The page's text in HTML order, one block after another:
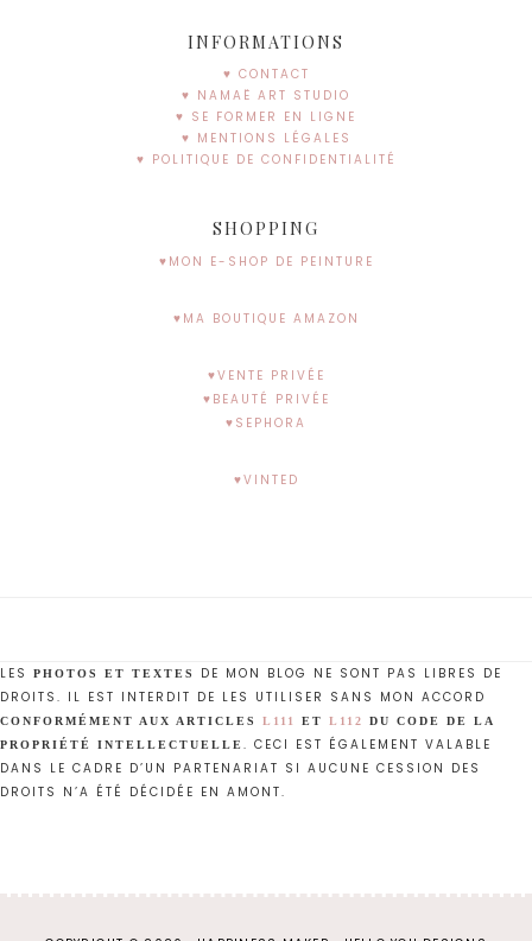
INFORMATIONS
♥ CONTACT
♥ NAMAË ART STUDIO
♥ SE FORMER EN LIGNE
♥ MENTIONS LÉGALES
♥ POLITIQUE DE CONFIDENTIALITÉ
SHOPPING
♥MON E-SHOP DE PEINTURE
♥MA BOUTIQUE AMAZON
♥VENTE PRIVÉE
♥BEAUTÉ PRIVÉE
♥SEPHORA
♥VINTED
LES PHOTOS ET TEXTES DE MON BLOG NE SONT PAS LIBRES DE
DROITS. IL EST INTERDIT DE LES UTILISER SANS MON ACCORD
CONFORMÉMENT AUX ARTICLES L111 ET L112
DU CODE DE LA
PROPRIÉTÉ INTELLECTUELLE . CECI EST ÉGALEMENT VALABLE
DANS LE CADRE D’UN PARTENARIAT SI AUCUNE CESSION DES
DROITS N’A ÉTÉ DÉCIDÉE EN AMONT.